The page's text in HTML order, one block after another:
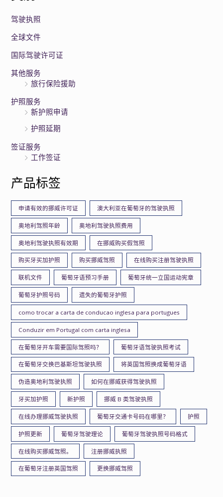
驾驶执照
全球文件
国际驾驶许可证
其他服务
旅行保险援助
护照服务
新护照申请
护照延期
签证服务
工作签证
产品标签
申请有效的挪威许可证 澳大利亚在葡萄牙的驾驶执照
奥地利驾照年龄 奥地利驾驶执照费用
奥地利驾驶执照有效期 在挪威购买假驾照
购买牙买加护照 购买挪威驾照 在线购买注册驾驶执照
联机文件 葡萄牙语预习手册 葡萄牙统一立国运动宪章
葡萄牙护照号码 遗失的葡萄牙护照
como trocar a carta de conducao inglesa para portugues
Conduzir em Portugal com carta inglesa
在葡萄牙开车需要国际驾照吗？ 葡萄牙语驾驶执照考试
在葡萄牙交换巴基斯坦驾驶执照 将英国驾照换成葡萄牙语
伪造奥地利驾驶执照 如何在挪威获得驾驶执照
牙买加护照 新护照 挪威 B 类驾驶执照
在线办理挪威驾驶执照 葡萄牙交通卡号码在哪里？ 护照
护照更新 葡萄牙驾驶理论 葡萄牙驾驶执照号码格式
在线购买挪威驾照。 注册挪威执照
在葡萄牙注册英国驾照 更换挪威驾照